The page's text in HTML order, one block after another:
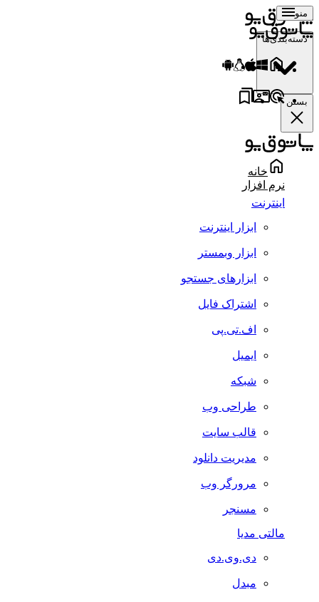
منو
دسته‌بندی‌ها
بستن
خانه
نرم افزار
اینترنت
ابزار اینترنت
ابزار وبمستر
ابزارهای جستجو
اشتراک فایل
اف.تی.پی
ایمیل
شبکه
طراحی وب
قالب سایت
مدیریت دانلود
مرورگر وب
مسنجر
مالتی مدیا
دی.وی.دی
مبدل